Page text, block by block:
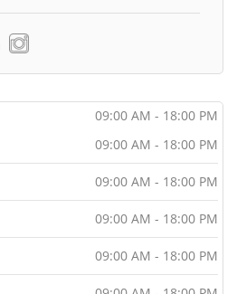
09:00 AM - 18:00 PM
09:00 AM - 18:00 PM
09:00 AM - 18:00 PM
09:00 AM - 18:00 PM
09:00 AM - 18:00 PM